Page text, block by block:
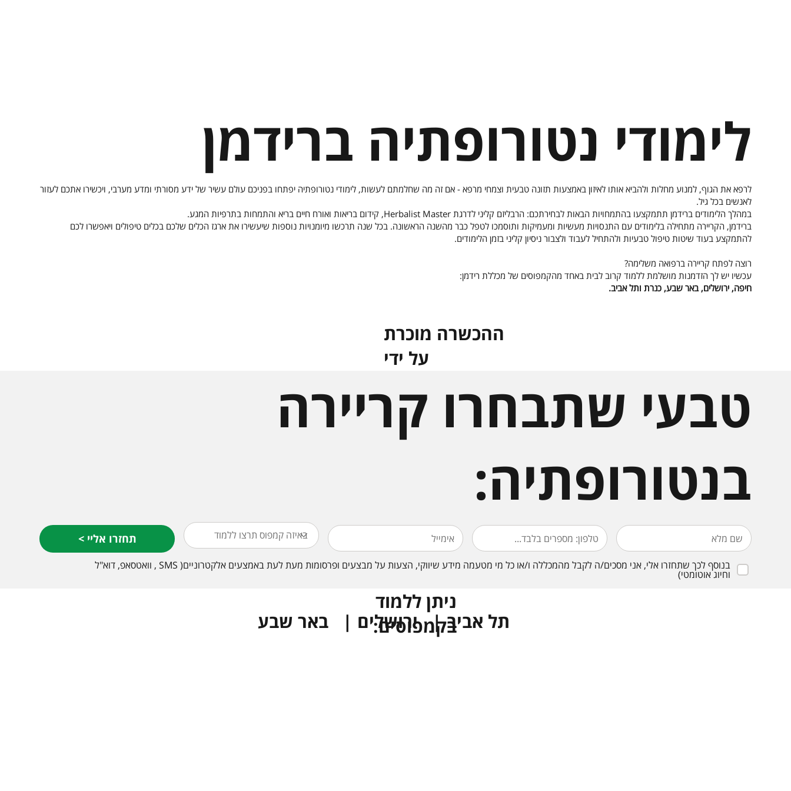
ההכשרה מוכרת
על ידי
לימודי נטורופתיה ברידמן
לרפא את הגוף, למנוע מחלות ולהביא אותו לאיזון באמצעות תזונה טבעית וצמחי מרפא - אם זה מה שחלמתם לעשות, לימודי נטורופתיה יפתחו בפניכם עולם עשיר של ידע מסורתי ומדע מערבי, ויכשירו אתכם לעזור
לאנשים בכל גיל.
במהלך הלימודים ברידמן תתמקצעו בהתמחויות הבאות לבחירתכם: הרבליזם קליני לדרגת Herbalist Master, קידום בריאות ואורח חיים בריא והתמחות בתרפיות המגע.
ברידמן, הקריירה מתחילה בלימודים עם התנסויות מעשיות ומעמיקות ותוסמכו לטפל כבר מהשנה הראשונה. בכל שנה תרכשו מיומנויות נוספות שיעשירו את ארגז הכלים שלכם בכלים טיפולים ויאפשרו לכם
להתמקצע בעוד שיטות טיפול טבעיות ולהתחיל לעבוד ולצבור ניסיון קליני בזמן הלימודים.
רוצה לפתח קריירה ברפואה משלימה?
עכשיו יש לך הזדמנות מושלמת ללמוד קרוב לבית באחד מהקמפוסים של מכללת רידמן:
חיפה, ירושלים, באר שבע, כנרת ותל אביב.
תל אביב | ירושלים | באר שבע
ניתן ללמוד
בקמפוסים:
טבעי שתבחרו קריירה
בנטורופתיה:
< תחזרו אליי
בנוסף לכך שתחזרו אלי, אני מסכים/ה לקבל מהמכללה ו/או כל מי מטעמה מידע שיווקי, הצעות על מבצעים ופרסומות מעת לעת באמצעים אלקטרוניים( SMS , וואטסאפ, דוא"ל
וחיוג אוטומטי)